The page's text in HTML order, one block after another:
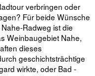
verbringen oder
Für beide Wünsche
­Radweg ist die
Weinbaugebiet Nahe,
dieses
geschichtsträchtige
wirkte, oder Bad